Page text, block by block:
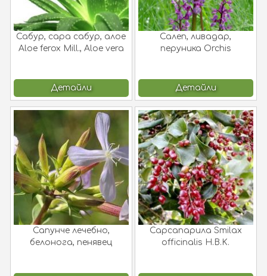
Сабур, сара сабур, алое
Aloe ferox Mill., Aloe vera
Детайли
Салеп, ливадар,
перуника Orchis
Детайли
Сапунче лечебно,
белонога, пенявец
Сарсапарила Smilax
officinalis H.B.K.